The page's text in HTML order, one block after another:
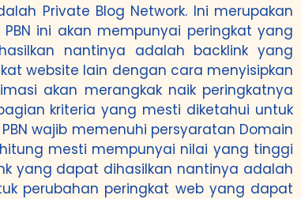
Private Blog Network. Ini merupakan
ini akan mempunyai peringkat yang
nantinya adalah backlink yang
website lain dengan cara menyisipkan
akan merangkak naik peringkatnya
kriteria yang mesti diketahui untuk
wajib memenuhi persyaratan Domain
mesti mempunyai nilai yang tinggi
yang dapat dihasilkan nantinya adalah
perubahan peringkat web yang dapat